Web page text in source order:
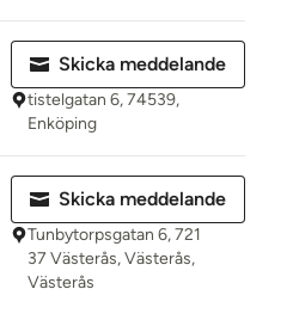
Skicka meddelande
tistelgatan 6, 74539,
Enköping
Skicka meddelande
Tunbytorpsgatan 6, 721
37 Västerås, Västerås,
Västerås